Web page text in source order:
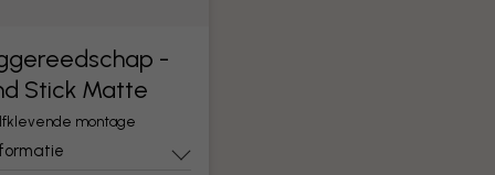
-
Stick Matte
montage